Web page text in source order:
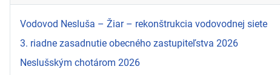
Vodovod Nesluša – Žiar – rekonštrukcia vodovodnej siete
3. riadne zasadnutie obecného zastupiteľstva 2026
Neslušským chotárom 2026